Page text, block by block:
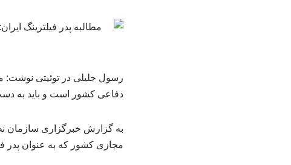
رسول جلیلی در توئیتی نوشت:
دفاعی کشور است و باید به
به گزارش خبرگزاری سازمان
مجازی کشور که به عنوان پدر